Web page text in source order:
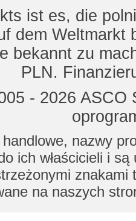
ist es, die
dem Weltmarkt
bekannt zu
PLN.
- 2026
nazwy
ich właścicieli i
znakami
na naszych